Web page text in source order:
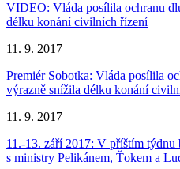
VIDEO: Vláda posílila ochranu
délku konání civilních řízení
11. 9. 2017
Premiér Sobotka: Vláda posílila
výrazně snížila délku konání
11. 9. 2017
11.-13. září 2017: V příštím týdnu
s ministry Pelikánem, Ťokem a